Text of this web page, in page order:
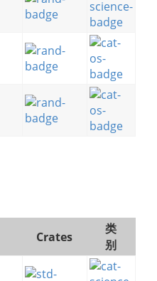
Crates
类
别